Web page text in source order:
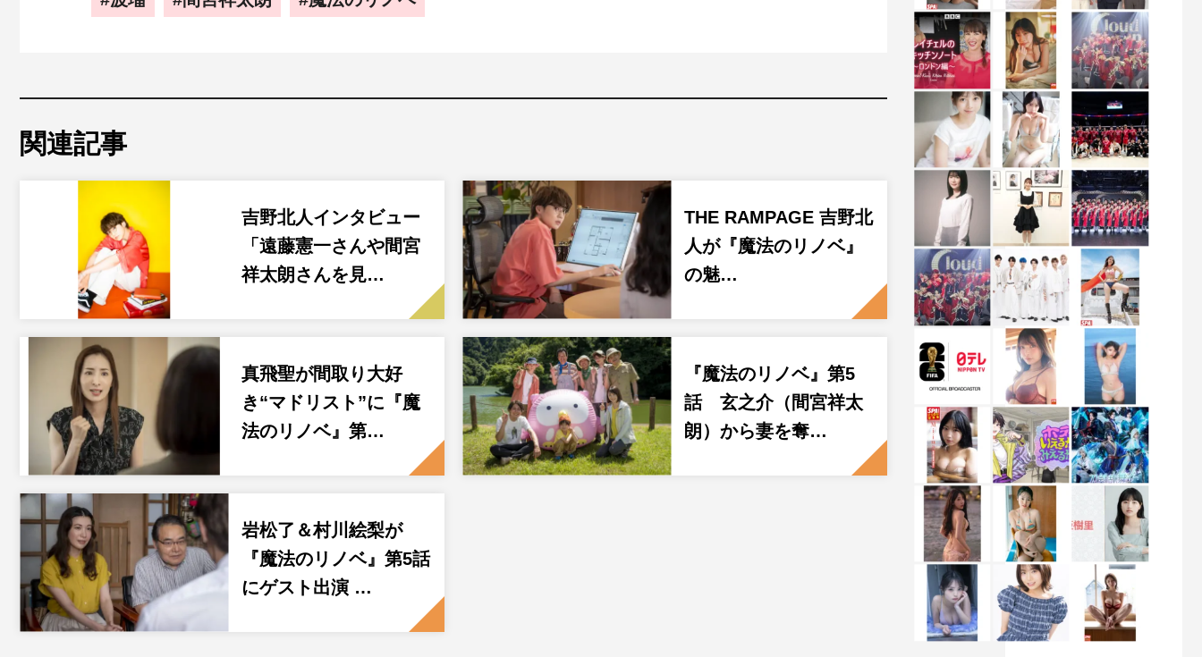
関連記事
吉野北人インタビュー
「遠藤憲一さんや間宮
祥太朗さんを見…
THE RAMPAGE 吉野北
人が『魔法のリノベ』
の魅…
真飛聖が間取り大好
き“マドリスト”に『魔
法のリノベ』第…
『魔法のリノベ』第5
話 玄之介（間宮祥太
朗）から妻を奪…
岩松了＆村川絵梨が
『魔法のリノベ』第5話
にゲスト出演 …